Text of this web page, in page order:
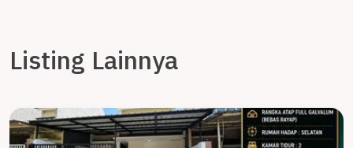
Listing Lainnya